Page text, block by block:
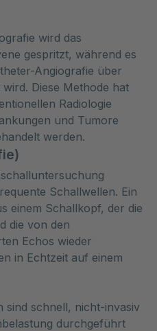
wird das
gespritzt, während es
Angiografie über
Diese Methode hat
Radiologie
und Tumore
werden.
Schallwellen. Ein
einem Schallkopf, der die
die von den
Echos wieder
in Echtzeit auf einem
sind schnell, nicht-invasiv
durchgeführt